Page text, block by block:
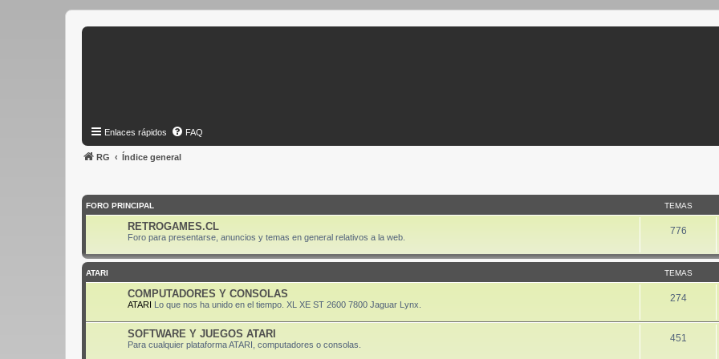
Enlaces rápidos FAQ
RG
Índice general
FORO PRINCIPAL TEMAS
RETROGAMES.CL
Foro para presentarse, anuncios y temas en general relativos a la web.
776
ATARI TEMAS
COMPUTADORES Y CONSOLAS
ATARI Lo que nos ha unido en el tiempo. XL XE ST 2600 7800 Jaguar Lynx.
274
SOFTWARE Y JUEGOS ATARI
Para cualquier plataforma ATARI, computadores o consolas.
451